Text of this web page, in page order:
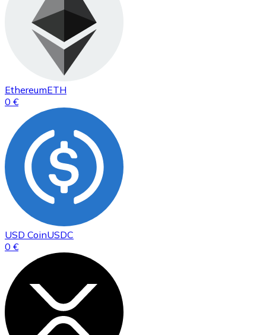
EthereumETH
0 €
USD CoinUSDC
0 €